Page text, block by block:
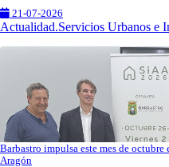
21-07-2026
Actualidad.Servicios Urbanos e
Barbastro impulsa este mes de
Aragón